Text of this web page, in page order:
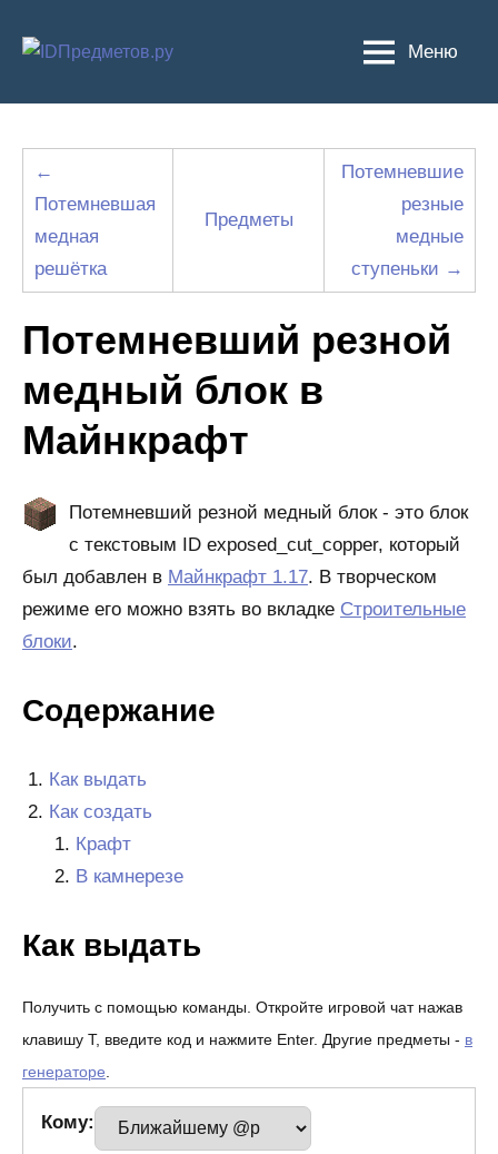
Меню
←
Потемневшая
медная
решётка
Предметы
Потемневшие
резные
медные
ступеньки →
Потемневший резной
медный блок в
Майнкрафт
Потемневший резной медный блок - это блок
с текстовым ID exposed_cut_copper, который
был добавлен в Майнкрафт 1.17. В творческом
режиме его можно взять во вкладке Строительные
блоки.
Содержание
Как выдать
Как создать
Крафт
В камнерезе
Как выдать
Получить с помощью команды. Откройте игровой чат нажав
клавишу T, введите код и нажмите Enter. Другие предметы - в
генераторе.
Кому: